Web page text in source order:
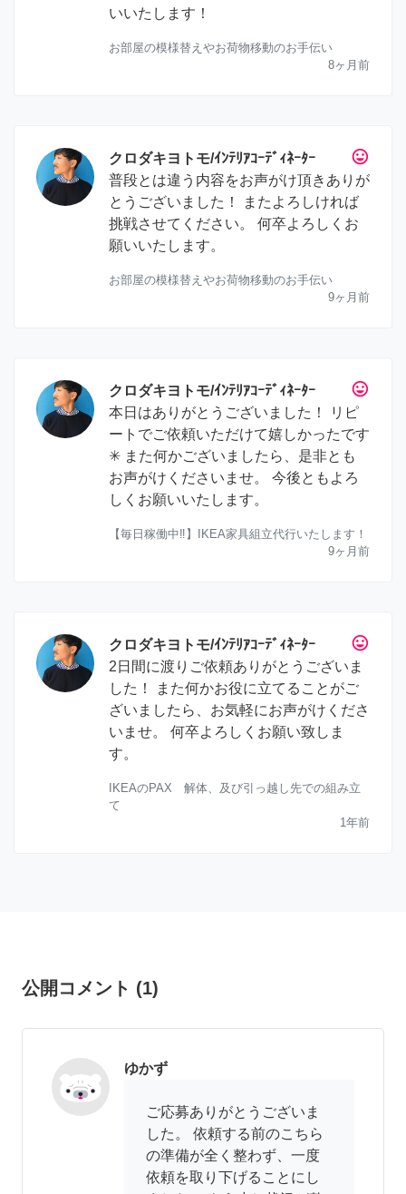
いいたします！
お部屋の模様替えやお荷物移動のお手伝い
8ヶ月前
tag_faces
クロダキヨトモ/ｲﾝﾃﾘｱｺｰﾃﾞｨﾈｰﾀｰ
普段とは違う内容をお声がけ頂きありが
とうございました！ またよろしければ
挑戦させてください。 何卒よろしくお
願いいたします。
お部屋の模様替えやお荷物移動のお手伝い
9ヶ月前
tag_faces
クロダキヨトモ/ｲﾝﾃﾘｱｺｰﾃﾞｨﾈｰﾀｰ
本日はありがとうございました！ リピ
ートでご依頼いただけて嬉しかったです
✳︎ また何かございましたら、是非とも
お声がけくださいませ。 今後ともよろ
しくお願いいたします。
【毎日稼働中‼︎】IKEA家具組立代行いたします！
9ヶ月前
tag_faces
クロダキヨトモ/ｲﾝﾃﾘｱｺｰﾃﾞｨﾈｰﾀｰ
2日間に渡りご依頼ありがとうございま
した！ また何かお役に立てることがご
ざいましたら、お気軽にお声がけくださ
いませ。 何卒よろしくお願い致しま
す。
IKEAのPAX 解体、及び引っ越し先での組み立
て
1年前
公開コメント (1)
ゆかず
ご応募ありがとうございま
した。 依頼する前のこちら
の準備が全く整わず、一度
依頼を取り下げることにし